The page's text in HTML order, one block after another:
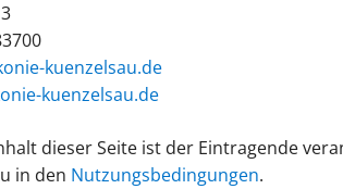
kuenzelsau.de
kuenzelsau.de
dieser Seite ist der Eintragende
in den Nutzungsbedingungen.